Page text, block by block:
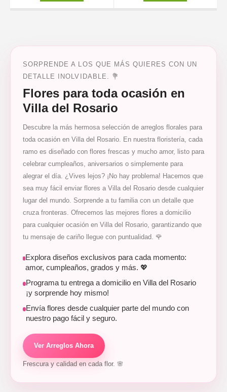
SORPRENDE A LOS QUE MÁS QUIERES CON UN
DETALLE INOLVIDABLE. 💐
Flores para toda ocasión en
Villa del Rosario
Descubre la más hermosa selección de arreglos florales para
toda ocasión en Villa del Rosario. En nuestra floristería, cada
ramo es diseñado con flores frescas y mucho amor, listo para
celebrar cumpleaños, aniversarios o simplemente para
alegrar el día. ¿Vives lejos? ¡No hay problema! Hacemos que
sea muy fácil enviar flores a Villa del Rosario desde cualquier
lugar del mundo. Sorprende a tu familia con un detalle que
cruza fronteras. Ofrecemos las mejores flores a domicilio
para cualquier ocasión en Villa del Rosario, garantizando que
tu mensaje de cariño llegue con puntualidad. 🌹
Explora diseños exclusivos para cada momento:
amor, cumpleaños, grados y más. 💖
Programa tu entrega a domicilio en Villa del Rosario
¡y sorprende hoy mismo!
Envía flores desde cualquier parte del mundo con
nuestro pago fácil y seguro.
Ver Arreglos Ahora
Frescura y calidad en cada flor. 🌸